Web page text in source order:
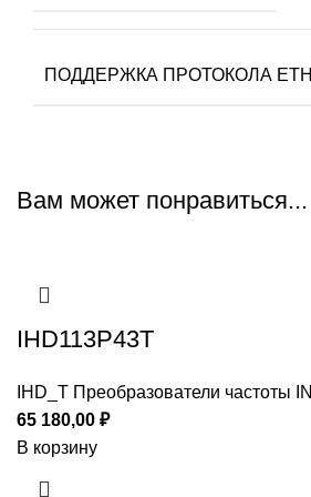
ПОДДЕРЖКА ПРОТОКОЛА
Вам может понравиться...
IHD113P43T
IHD_T Преобразователи частоты
65 180,00 ₽
В корзину